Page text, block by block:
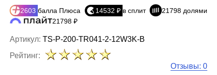
Артикул: TS-P-200-TR041-2-12W3K-B
2603 балла Плюса 14532 ₽ в сплит
21798 долями
21798 ₽
Рейтинг:
Отзывы: 0